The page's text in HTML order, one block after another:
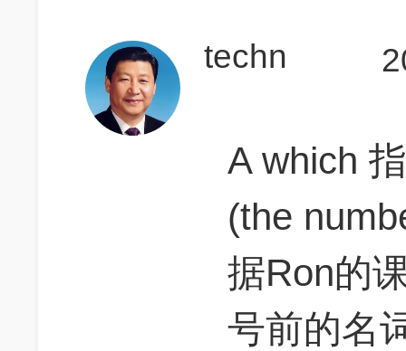
techn
A which
(the
据Ron的
号前的名